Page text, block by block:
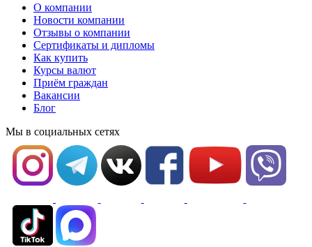
О компании
Новости компании
Отзывы о компании
Сертификаты и дипломы
Как купить
Курсы валют
Приём граждан
Вакансии
Блог
Мы в социальных сетях